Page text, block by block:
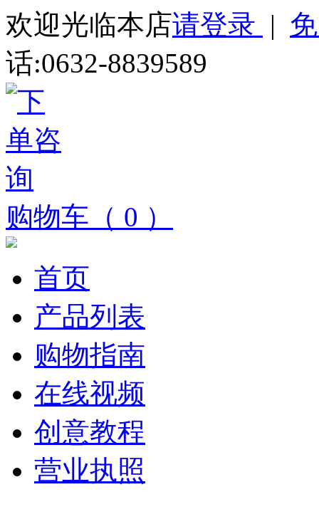
欢迎光临本店请登录 |
话:0632-8839589
购物车（ 0 ）
首页
产品列表
购物指南
在线视频
创意教程
营业执照